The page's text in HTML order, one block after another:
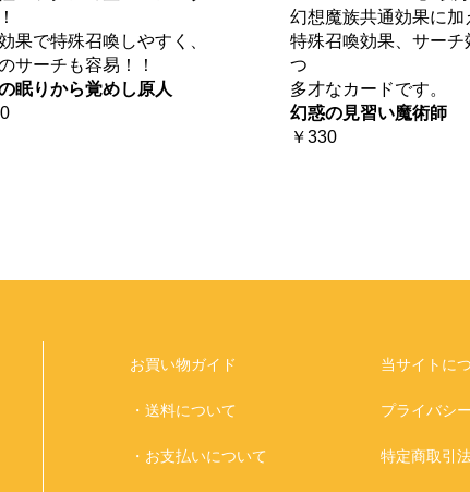
果で特殊召喚しやすく、
サーチも容易！！
眠りから覚めし原人
幻想魔族共通効果に加
特殊召喚効果、サーチ
つ
多才なカードです。
幻惑の見習い魔術師
￥330
お買い物ガイド
・送料について
・お支払いについて
当サイトに
プライバシ
特定商取引